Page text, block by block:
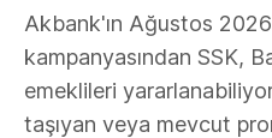
Akbank'ın Ağustos
kampanyasından SSK,
emeklileri
taşıyan veya mevcut